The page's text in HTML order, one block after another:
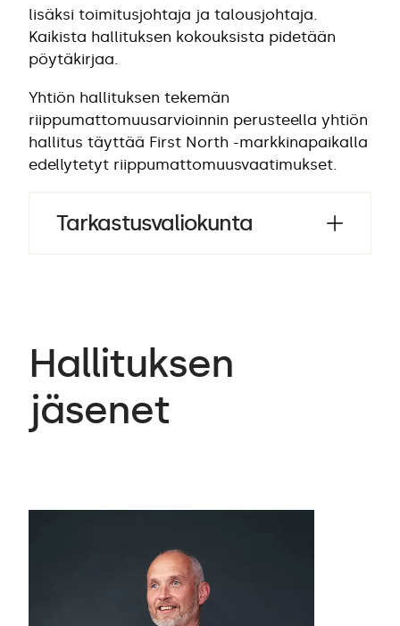
lisäksi toimitusjohtaja ja talousjohtaja.
Kaikista hallituksen kokouksista pidetään
pöytäkirjaa.
Yhtiön hallituksen tekemän
riippumattomuusarvioinnin perusteella yhtiön
hallitus täyttää First North -markkinapaikalla
edellytetyt riippumattomuusvaatimukset.
Tarkastusvaliokunta
Hallituksen
jäsenet